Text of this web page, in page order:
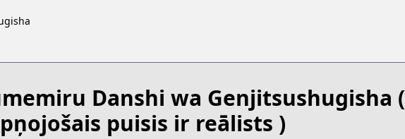
Danshi wa Genjitsushugisha (
puisis ir reālists )